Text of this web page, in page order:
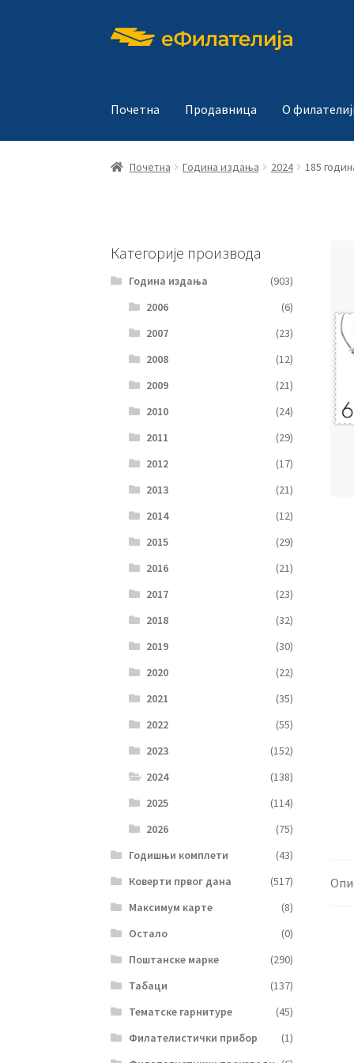
Прескочи
Скочи
Почетна Продавница О
Почетна Година издања 2024 185
Категорије производа
Година издања
(903)
2006
(6)
2007
(23)
2008
(12)
2009
(21)
2010
(24)
2011
(29)
2012
(17)
2013
(21)
2014
(12)
2015
(29)
2016
(21)
2017
(23)
2018
(32)
2019
(30)
2020
(22)
2021
(35)
2022
(55)
2023
(152)
2024
(138)
2025
(114)
2026
(75)
Годишњи комплети
(43)
Коверти првог дана
(517)
Максимум карте
(8)
Остало
(0)
Поштанске марке
(290)
Табаци
(137)
Тематске гарнитуре
(45)
Филателистички прибор
(1)